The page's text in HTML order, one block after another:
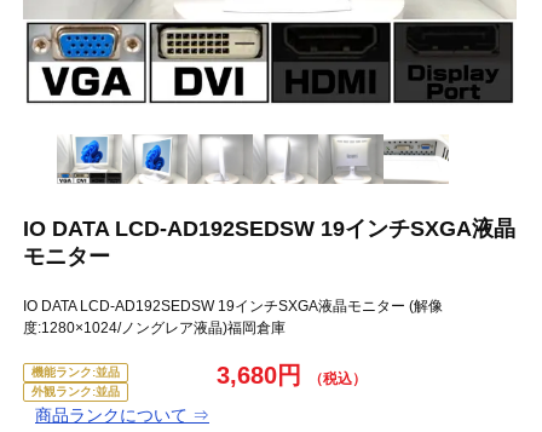
IO DATA LCD-AD192SEDSW 19インチSXGA液晶
モニター
IO DATA LCD-AD192SEDSW 19インチSXGA液晶モニター (解像
度:1280×1024/ノングレア液晶)福岡倉庫
機能ランク:並品
外観ランク:並品
商品ランクについて ⇒
3,680円